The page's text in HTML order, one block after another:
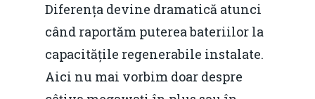
Diferența devine dramatică atunci
când raportăm puterea bateriilor la
capacitățile regenerabile instalate.
Aici nu mai vorbim doar despre